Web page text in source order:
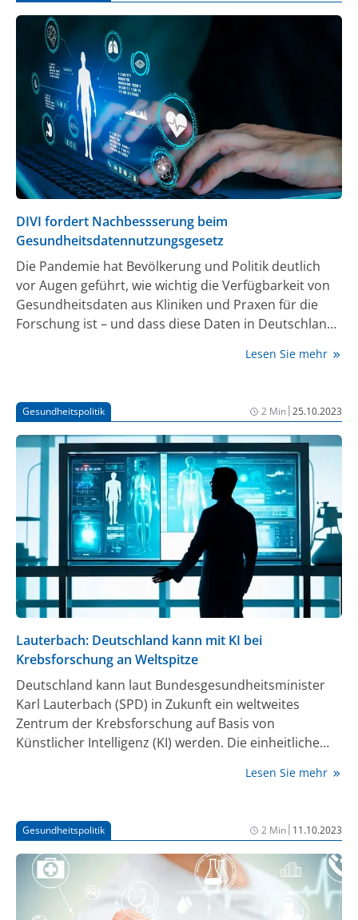
Ärzte über den Einsatz der BVGD für bessere
Bedingungen im Gesundheitssystem, die besondere
Gefährdung von Klinikärzten und jungen Medizinern,
das Potential junger Ärzte und Pfleger und wie Zeit-
und Kostendruck sowie überbordende Bürokratie
abgebaut werden können. Journalmed.de hat für Sie
die wichtigsten Erkenntnisse zusammengefasst.
DIVI fordert Nachbessserung beim
Gesundheitsdatennutzungsgesetz
Die Pandemie hat Bevölkerung und Politik deutlich
vor Augen geführt, wie wichtig die Verfügbarkeit von
Gesundheitsdaten aus Kliniken und Praxen für die
Forschung ist – und dass diese Daten in Deutschland
„Dringend müssen die Behandlungs- und
Deutschland anonymisiert und automatisiert zur
Sicherstellung der optimalen Versorgung der
Bevölkerung und für die Forschung erschlossen
werden“, fordert daher der Präsident der Deutschen
Interdisziplinären Vereinigung für Intensiv- und
Notfallmedizin (DIVI), Professor Felix Walcher.
Lesen Sie mehr
Gesundheitspolitik 2 Min|25.10.2023
Lauterbach: Deutschland kann mit KI bei
Krebsforschung an Weltspitze
Deutschland kann laut Bundesgesundheitsminister
Karl Lauterbach (SPD) in Zukunft ein weltweites
Zentrum der Krebsforschung auf Basis von
Künstlicher Intelligenz (KI) werden. Die einheitliche
Krankenkassen gebe es in dieser Form in anderen
Verbindung mit den Möglichkeiten der elektronischen
Patientenakte sehe er großes internationales
Potenzial, sagte Lauterbach am Dienstag am
Deutschen Krebsforschungszentrum DKFZ in
Heidelberg.
Lesen Sie mehr
Gesundheitspolitik 2 Min| 11.10.2023